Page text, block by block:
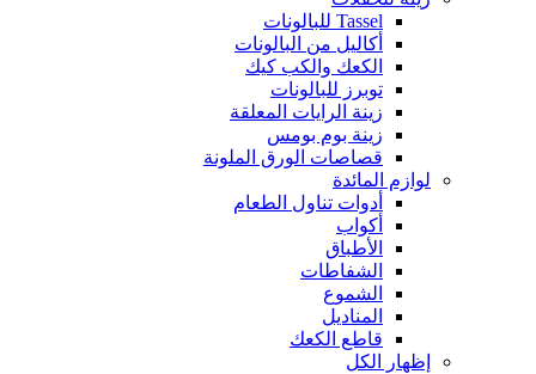
Tassel للبالونات
أكاليل من البالونات
الكعك والكب كيك
توبرز للبالونات
زينة الرايات المعلقة
زينة بوم بومس
قصاصات الورق الملونة
لوازم المائدة
أدوات تناول الطعام
أكواب
الأطباق
الشفاطات
الشموع
المناديل
قاطع الكعك
إظهار الكل